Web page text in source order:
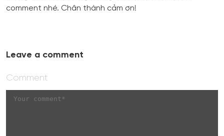
comment nhé. Chân thành cảm ơn!
Leave a comment
Comment